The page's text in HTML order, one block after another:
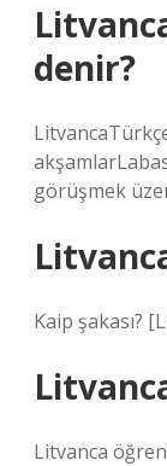
denir?
görüşmek
Kaip şakası?
Litvanca